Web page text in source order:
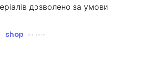
дозволено за умови
shop STUDIO